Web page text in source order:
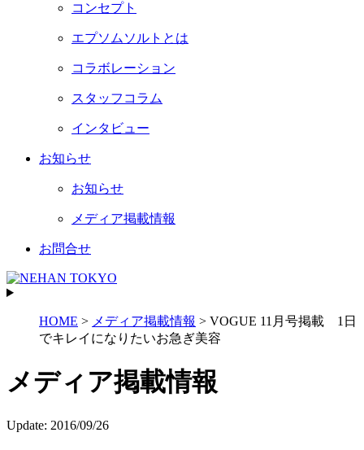
コンセプト
エプソムソルトとは
コラボレーション
スタッフコラム
インタビュー
お知らせ
お知らせ
メディア掲載情報
お問合せ
HOME > メディア掲載情報 > VOGUE 11月号掲載 1日
でキレイになりたいお急ぎ美容
メディア掲載情報
Update: 2016/09/26